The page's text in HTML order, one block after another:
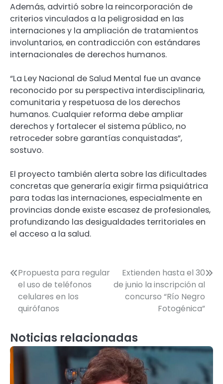
Además, advirtió sobre la reincorporación de
criterios vinculados a la peligrosidad en las
internaciones y la ampliación de tratamientos
involuntarios, en contradicción con estándares
internacionales de derechos humanos.
“La Ley Nacional de Salud Mental fue un avance
reconocido por su perspectiva interdisciplinaria,
comunitaria y respetuosa de los derechos
humanos. Cualquier reforma debe ampliar
derechos y fortalecer el sistema público, no
retroceder sobre garantías conquistadas”,
sostuvo.
El proyecto también alerta sobre las dificultades
concretas que generaría exigir firma psiquiátrica
para todas las internaciones, especialmente en
provincias donde existe escasez de profesionales,
profundizando las desigualdades territoriales en
el acceso a la salud.
Navegación
de
entradas
Propuesta para regular
el uso de teléfonos
celulares en los
quirófanos
Extienden hasta el 30
de junio la inscripción al
concurso “Río Negro
Fotogénica”
Noticias relacionadas